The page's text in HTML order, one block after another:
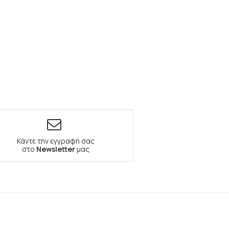
Κάντε την εγγραφή σας
στο Newsletterμας